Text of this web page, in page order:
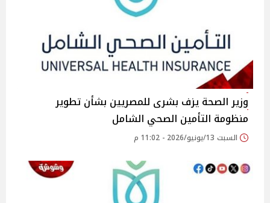
وزير الصحة يزف بشرى للمصريين بشأن تطوير
منظومة التأمين الصحي الشامل
السبت 13/يونيو/2026 - 11:02 م